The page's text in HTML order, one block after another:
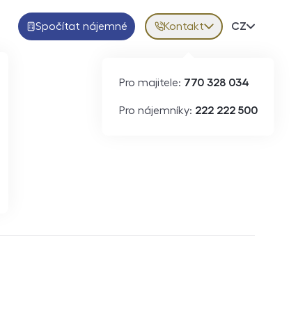
Spočítat nájemné Kontakt
Pro majitele: 770 328 034
Pro nájemníky: 222 222 500
Volba
CZ